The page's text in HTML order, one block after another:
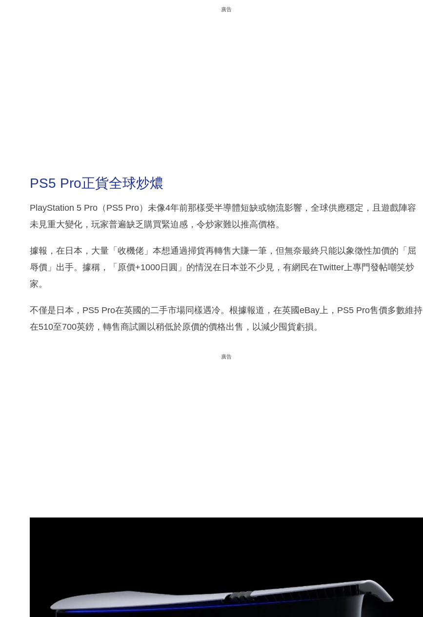
廣告
PS5 Pro正貨全球炒燶
PlayStation 5 Pro（PS5 Pro）未像4年前那樣受半導體短缺或物流影響，全球供應穩定，且遊戲陣容
未見重大變化，玩家普遍缺乏購買緊迫感，令炒家難以推高價格。
據報，在日本，大量「收機佬」本想通過掃貨再轉售大賺一筆，但無奈最終只能以象徵性加價的「屈
辱價」出手。據稱，「原價+1000日圓」的情況在日本並不少見，有網民在Twitter上專門發帖嘲笑炒
家。
不僅是日本，PS5 Pro在英國的二手市場同樣遇冷。根據報道，在英國eBay上，PS5 Pro售價多數維持
在510至700英鎊，轉售商試圖以稍低於原價的價格出售，以減少囤貨虧損。
廣告